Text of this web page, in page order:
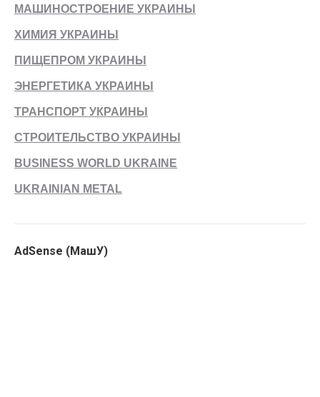
МАШИНОСТРОЕНИЕ УКРАИНЫ
ХИМИЯ УКРАИНЫ
ПИЩЕПРОМ УКРАИНЫ
ЭНЕРГЕТИКА УКРАИНЫ
ТРАНСПОРТ УКРАИНЫ
СТРОИТЕЛЬСТВО УКРАИНЫ
BUSINESS WORLD UKRAINE
UKRAINIAN METAL
AdSense (МашУ)